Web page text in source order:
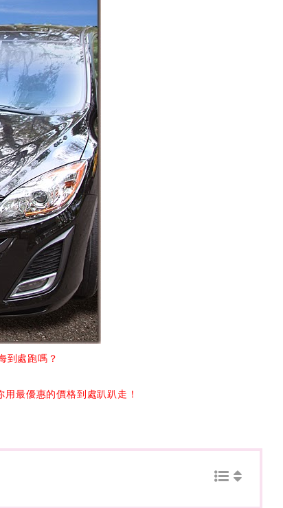
到處跑嗎？
最優惠的價格到處趴趴走！